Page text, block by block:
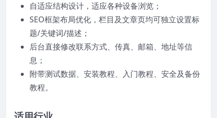
自适应结构设计，适应各种设备浏览；
SEO框架布局优化，栏目及文章页均可独立设置标
题/关键词/描述；
后台直接修改联系方式、传真、邮箱、地址等信
息；
附带测试数据、安装教程、入门教程、安全及备份
教程。